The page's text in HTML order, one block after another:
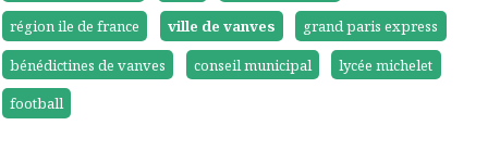
région ile de france
ville de vanves
grand paris express
bénédictines de vanves
conseil municipal
lycée michelet
football